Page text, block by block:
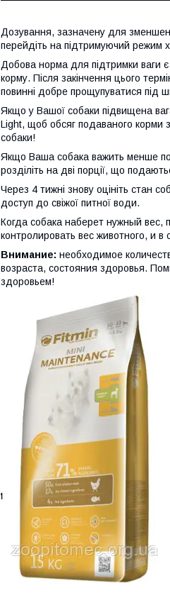
Дозування, зазначену для
перейдіть на підтримуючий режим
Добова норма для підтримки ваги
корму. Після закінчення цього
повинні добре прощупуватися під
Якщо у Вашої собаки підвищена
Light, щоб обсяг подаваного корми
собаки!
Якщо Ваша собака важить менше
розділіть на дві порції, що
Через 4 тижні знову оцініть стан
доступ до свіжої питної води.
Когда собака наберет нужный вес,
контролировать вес животного, и
Внимание: необходимое
возраста, состояния здоровья.
здоровьем!